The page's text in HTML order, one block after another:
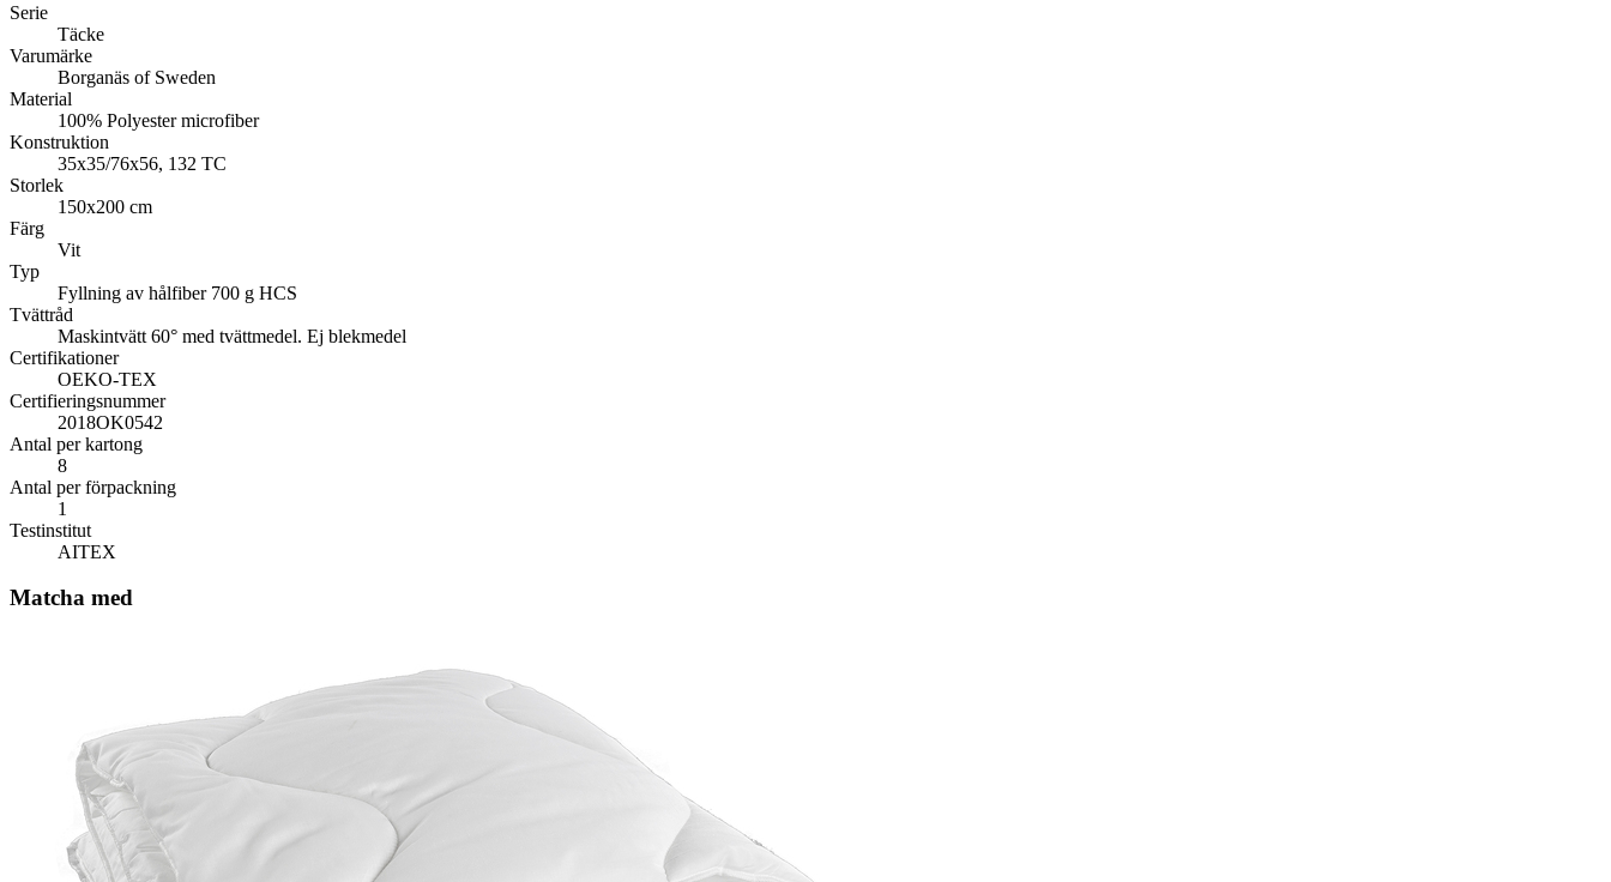
Serie
Täcke
Varumärke
Borganäs of Sweden
Material
100% Polyester microfiber
Konstruktion
35x35/76x56, 132 TC
Storlek
150x200 cm
Färg
Vit
Typ
Fyllning av hålfiber 700 g HCS
Tvättråd
Maskintvätt 60° med tvättmedel. Ej blekmedel
Certifikationer
OEKO-TEX
Certifieringsnummer
2018OK0542
Antal per kartong
8
Antal per förpackning
1
Testinstitut
AITEX
Matcha med